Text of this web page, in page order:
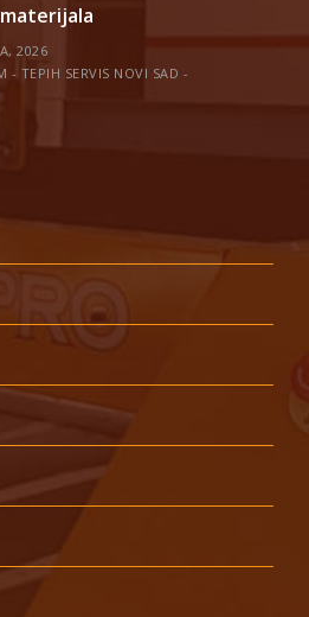
2026
- TEPIH SERVIS NOVI SAD -